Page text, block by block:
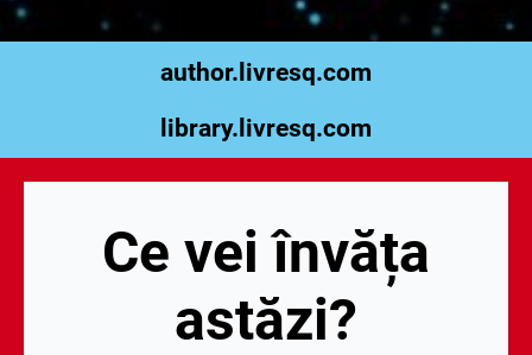
author.livresq.com
library.livresq.com
Ce vei învăța
astăzi?